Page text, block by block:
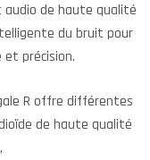
audio de haute qualité
du bruit pour
précision.
R offre différentes
de haute qualité